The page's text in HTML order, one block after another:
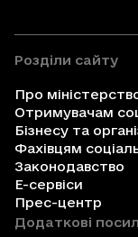
Розділи сайту
Про
Отримувачам
Бізнесу та
Фахівцям
Законодавство
Е-сервіси
Прес-центр
Додаткові